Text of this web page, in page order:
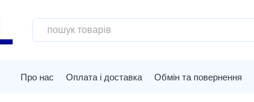
Про нас Оплата і доставка Обмін та повернення